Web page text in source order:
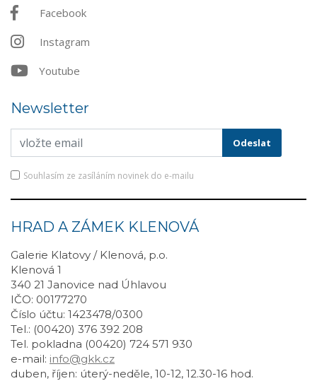
Facebook
Instagram
Youtube
Newsletter
Souhlasím ze zasíláním novinek do e-mailu
HRAD A ZÁMEK KLENOVÁ
Galerie Klatovy / Klenová, p.o.
Klenová 1
340 21 Janovice nad Úhlavou
IČO: 00177270
Číslo účtu: 1423478/0300
Tel.: (00420) 376 392 208
Tel. pokladna (00420) 724 571 930
e-mail: info@gkk.cz
duben, říjen: úterý-neděle, 10-12, 12.30-16 hod.